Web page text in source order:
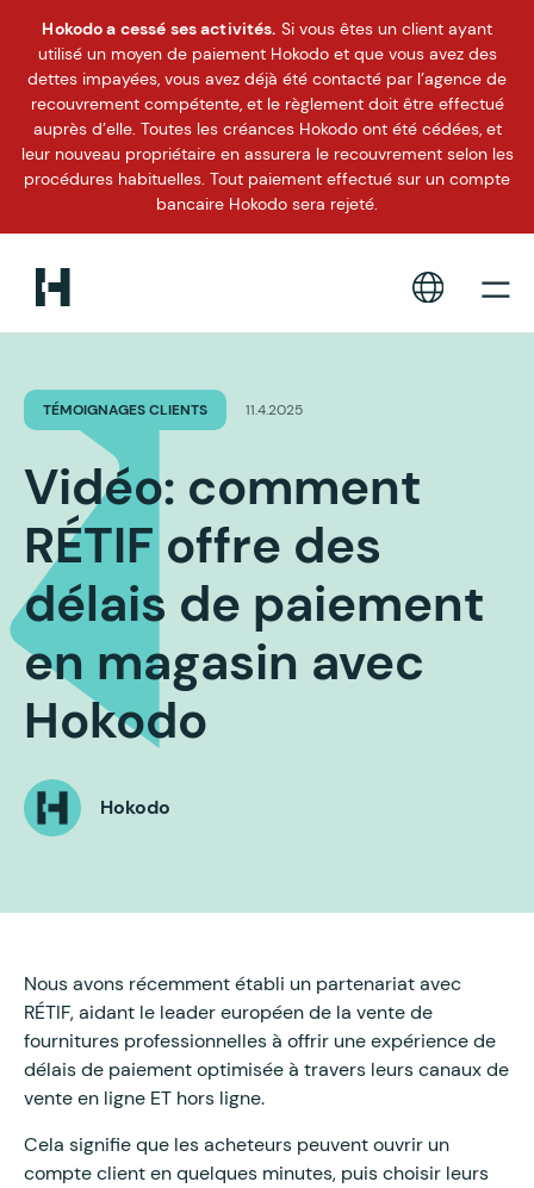
Hokodo a cessé ses activités. Si vous êtes un client ayant
utilisé un moyen de paiement Hokodo et que vous avez des
dettes impayées, vous avez déjà été contacté par l’agence de
recouvrement compétente, et le règlement doit être effectué
auprès d’elle. Toutes les créances Hokodo ont été cédées, et
leur nouveau propriétaire en assurera le recouvrement selon les
procédures habituelles. Tout paiement effectué sur un compte
bancaire Hokodo sera rejeté.
TÉMOIGNAGES CLIENTS 11.4.2025
Vidéo: comment
RÉTIF offre des
délais de paiement
en magasin avec
Hokodo
Hokodo
Nous avons récemment établi un partenariat avec
RÉTIF, aidant le leader européen de la vente de
fournitures professionnelles à offrir une expérience de
délais de paiement optimisée à travers leurs canaux de
vente en ligne ET hors ligne.
Cela signifie que les acheteurs peuvent ouvrir un
compte client en quelques minutes, puis choisir leurs